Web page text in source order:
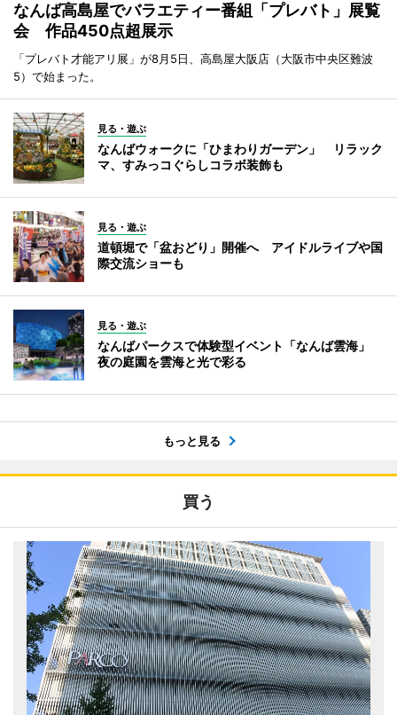
なんば高島屋でバラエティー番組「プレバト」展覧
会 作品450点超展示
「プレバト才能アリ展」が8月5日、高島屋大阪店（大阪市中央区難波
5）で始まった。
見る・遊ぶ
なんばウォークに「ひまわりガーデン」 リラック
マ、すみっコぐらしコラボ装飾も
見る・遊ぶ
道頓堀で「盆おどり」開催へ アイドルライブや国
際交流ショーも
見る・遊ぶ
なんばパークスで体験型イベント「なんば雲海」
夜の庭園を雲海と光で彩る
もっと見る
買う